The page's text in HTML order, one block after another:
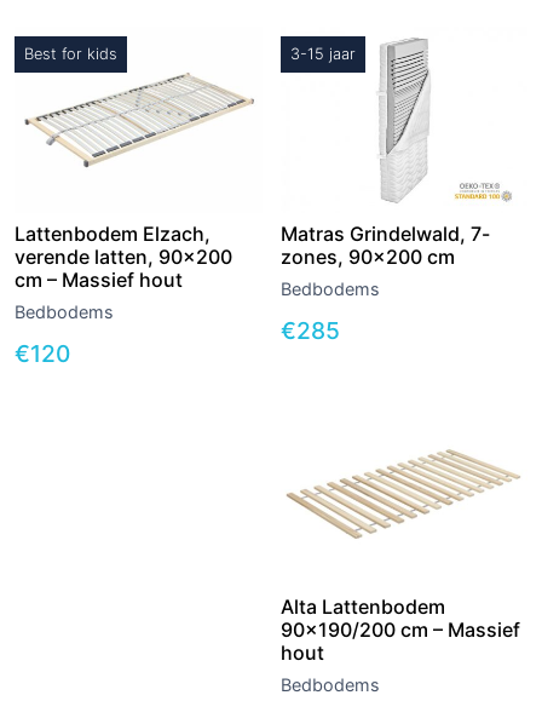
Best for kids
Lattenbodem Elzach,
verende latten, 90×200
cm – Massief hout
Bedbodems
€120
3-15 jaar
Matras Grindelwald, 7-
zones, 90×200 cm
Bedbodems
€285
Alta Lattenbodem
90×190/200 cm – Massief
hout
Bedbodems